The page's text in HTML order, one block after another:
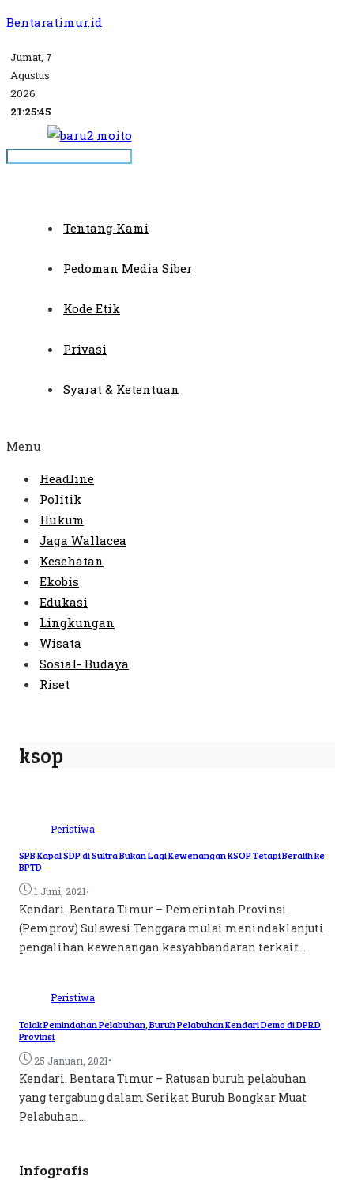
Bentaratimur.id
Jumat, 7
Agustus
2026
21:25:45
Tentang Kami
Pedoman Media Siber
Kode Etik
Privasi
Syarat & Ketentuan
Menu
Headline
Politik
Hukum
Jaga Wallacea
Kesehatan
Ekobis
Edukasi
Lingkungan
Wisata
Sosial- Budaya
Riset
ksop
Peristiwa
SPB Kapal SDP di Sultra Bukan Lagi Kewenangan KSOP Tetapi Beralih ke
BPTD
1 Juni, 2021•
Kendari. Bentara Timur – Pemerintah Provinsi
(Pemprov) Sulawesi Tenggara mulai menindaklanjuti
pengalihan kewenangan kesyahbandaran terkait...
Peristiwa
Tolak Pemindahan Pelabuhan, Buruh Pelabuhan Kendari Demo di DPRD
Provinsi
25 Januari, 2021•
Kendari. Bentara Timur – Ratusan buruh pelabuhan
yang tergabung dalam Serikat Buruh Bongkar Muat
Pelabuhan...
Infografis